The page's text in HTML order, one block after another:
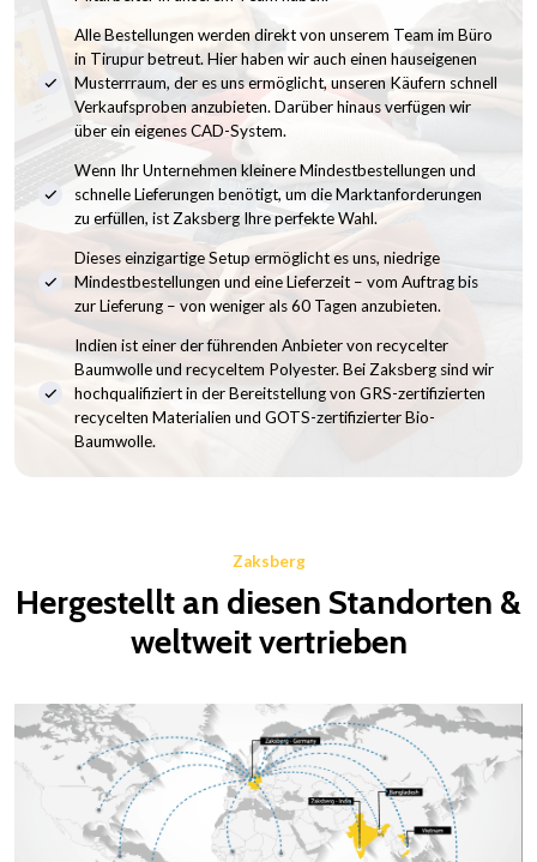
Alle Bestellungen werden direkt von unserem Team im Büro
in Tirupur betreut. Hier haben wir auch einen hauseigenen
Musterrraum, der es uns ermöglicht, unseren Käufern schnell
Verkaufsproben anzubieten. Darüber hinaus verfügen wir
über ein eigenes CAD-System.
Wenn Ihr Unternehmen kleinere Mindestbestellungen und
schnelle Lieferungen benötigt, um die Marktanforderungen
zu erfüllen, ist Zaksberg Ihre perfekte Wahl.
Dieses einzigartige Setup ermöglicht es uns, niedrige
Mindestbestellungen und eine Lieferzeit – vom Auftrag bis
zur Lieferung – von weniger als 60 Tagen anzubieten.
Indien ist einer der führenden Anbieter von recycelter
Baumwolle und recyceltem Polyester. Bei Zaksberg sind wir
hochqualifiziert in der Bereitstellung von GRS-zertifizierten
recycelten Materialien und GOTS-zertifizierter Bio-
Baumwolle.
Zaksberg
Hergestellt an diesen Standorten &
weltweit vertrieben